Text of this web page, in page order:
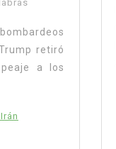
retiró
a los